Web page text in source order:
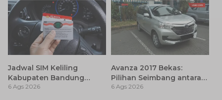
Jadwal SIM Keliling
Kabupaten Bandung
Terbaru 2026 dan
6 Ags 2026
Avanza 2017 Bekas:
Pilihan Seimbang antara
Harga dan Fitur Modern
6 Ags 2026